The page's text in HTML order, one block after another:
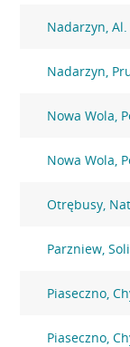
Nadarzyn,
Nadarzyn,
Nowa Wola,
Nowa Wola,
Otrębusy,
Parzniew,
Piaseczno,
Piaseczno,